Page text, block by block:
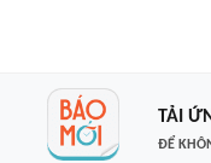
TẢI
ĐỂ